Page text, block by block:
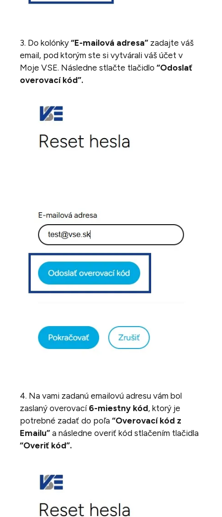
3. Do kolónky “E-mailová adresa” zadajte váš
email, pod ktorým ste si vytvárali váš účet v
Moje VSE. Následne stlačte tlačidlo “Odoslať
overovací kód”.
4. Na vami zadanú emailovú adresu vám bol
zaslaný overovací 6-miestny kód, ktorý je
potrebné zadať do poľa “Overovací kód z
Emailu” a následne overiť kód stlačením tlačidla
“Overiť kód”.